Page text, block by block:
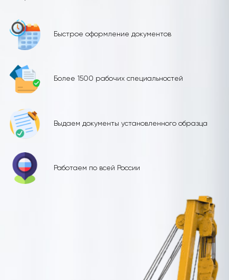
Быстрое оформление документов
Более 1500 рабочих специальностей
Выдаем документы установленного образца
Работаем по всей России